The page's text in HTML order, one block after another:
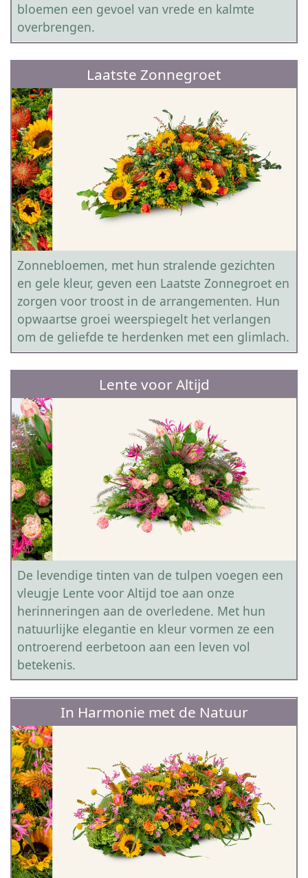
bloemen een gevoel van vrede en kalmte
overbrengen.
Laatste Zonnegroet
Zonnebloemen, met hun stralende gezichten
en gele kleur, geven een Laatste Zonnegroet en
zorgen voor troost in de arrangementen. Hun
opwaartse groei weerspiegelt het verlangen
om de geliefde te herdenken met een glimlach.
Lente voor Altijd
De levendige tinten van de tulpen voegen een
vleugje Lente voor Altijd toe aan onze
herinneringen aan de overledene. Met hun
natuurlijke elegantie en kleur vormen ze een
ontroerend eerbetoon aan een leven vol
betekenis.
In Harmonie met de Natuur